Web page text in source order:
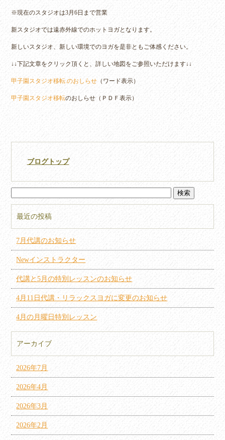
ok r
※現在のスタジオは3月6日まで営業
新スタジオでは遠赤外線でのホットヨガとなります。
新しいスタジオ、新しい環境でのヨガを是非ともご体感ください。
↓↓下記文章をクリック頂くと、詳しい地図をご参照いただけます↓↓
甲子園スタジオ移転.のおしらせ （ワード表示）
甲子園スタジオ移転のおしらせ（ＰＤＦ表示）
ブログトップ
最近の投稿
7月代講のお知らせ
Newインストラクター
代講と5月の特別レッスンのお知らせ
4月11日代講・リラックスヨガに変更のお知らせ
4月の月曜日特別レッスン
アーカイブ
2026年7月
2026年4月
2026年3月
2026年2月